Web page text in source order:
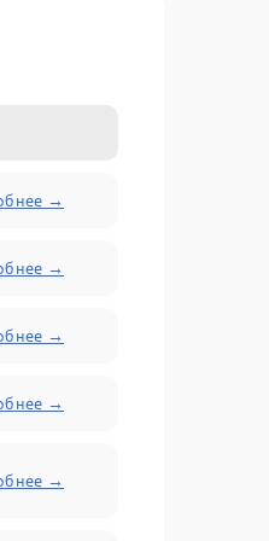
→
→
→
→
→